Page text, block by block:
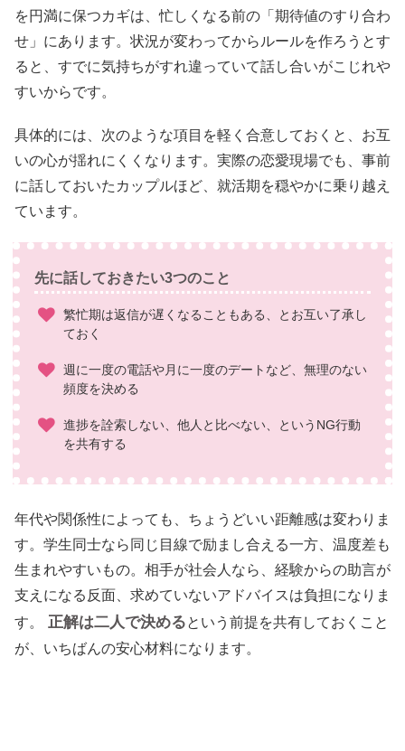
を円満に保つカギは、忙しくなる前の「期待値のすり合わ
せ」にあります。状況が変わってからルールを作ろうとす
ると、すでに気持ちがすれ違っていて話し合いがこじれや
すいからです。
具体的には、次のような項目を軽く合意しておくと、お互
いの心が揺れにくくなります。実際の恋愛現場でも、事前
に話しておいたカップルほど、就活期を穏やかに乗り越え
ています。
先に話しておきたい3つのこと
繁忙期は返信が遅くなることもある、とお互い了承し
ておく
週に一度の電話や月に一度のデートなど、無理のない
頻度を決める
進捗を詮索しない、他人と比べない、というNG行動
を共有する
年代や関係性によっても、ちょうどいい距離感は変わりま
す。学生同士なら同じ目線で励まし合える一方、温度差も
生まれやすいもの。相手が社会人なら、経験からの助言が
支えになる反面、求めていないアドバイスは負担になりま
す。
正解は二人で決めるという前提を共有しておくこと
が、いちばんの安心材料になります。